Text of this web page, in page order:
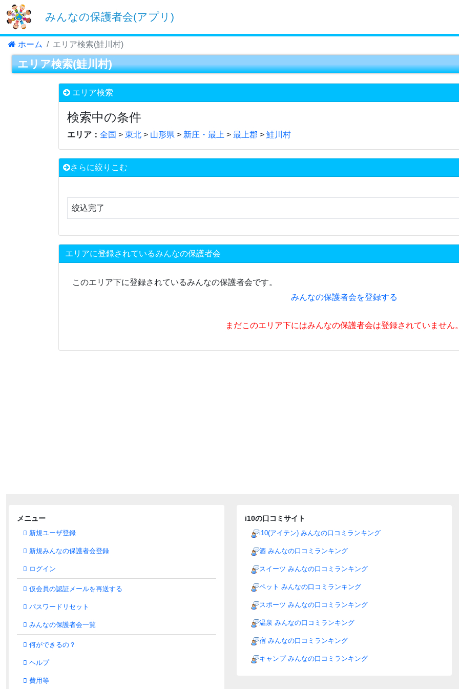
みんなの保護者会(アプリ)
ホーム エリア検索(鮭川村)
エリア検索(鮭川村)
エリア検索
検索中の条件
エリア： 全国 > 東北 > 山形県 > 新庄・最上 > 最上郡 > 鮭川村
さらに絞りこむ
絞込完了
エリアに登録されているみんなの保護者会
このエリア下に登録されているみんなの保護者会です。
みんなの保護者会を登録する
まだこのエリア下にはみんなの保護者会は登録されていません
メニュー
新規ユーザ登録
新規みんなの保護者会登録
ログイン
仮会員の認証メールを再送する
パスワードリセット
みんなの保護者会一覧
何ができるの？
ヘルプ
費用等
i10の口コミサイト
i10(アイテン) みんなの口コミランキング
酒 みんなの口コミランキング
スイーツ みんなの口コミランキング
ペット みんなの口コミランキング
スポーツ みんなの口コミランキング
温泉 みんなの口コミランキング
宿 みんなの口コミランキング
キャンプ みんなの口コミランキング